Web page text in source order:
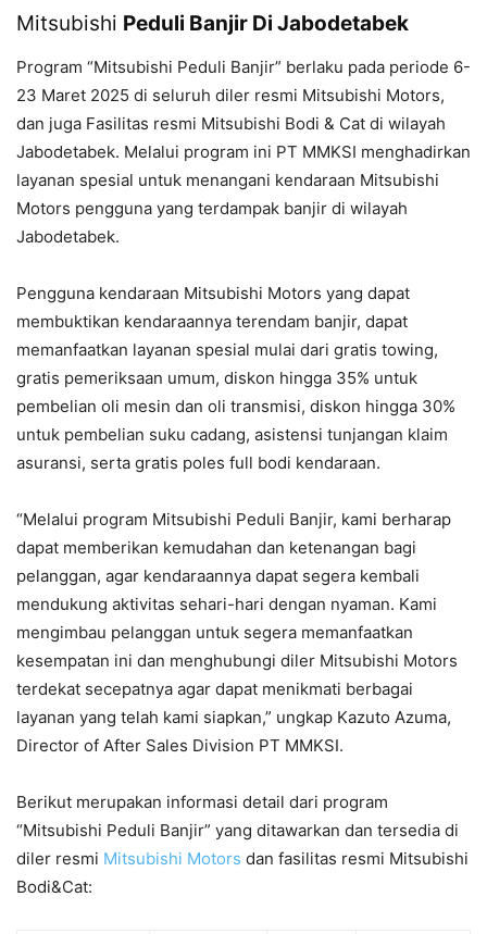
Mitsubishi Peduli Banjir Di Jabodetabek
Program “Mitsubishi Peduli Banjir” berlaku pada periode 6-
23 Maret 2025 di seluruh diler resmi Mitsubishi Motors,
dan juga Fasilitas resmi Mitsubishi Bodi & Cat di wilayah
Jabodetabek. Melalui program ini PT MMKSI menghadirkan
layanan spesial untuk menangani kendaraan Mitsubishi
Motors pengguna yang terdampak banjir di wilayah
Jabodetabek.
Pengguna kendaraan Mitsubishi Motors yang dapat
membuktikan kendaraannya terendam banjir, dapat
memanfaatkan layanan spesial mulai dari gratis towing,
gratis pemeriksaan umum, diskon hingga 35% untuk
pembelian oli mesin dan oli transmisi, diskon hingga 30%
untuk pembelian suku cadang, asistensi tunjangan klaim
asuransi, serta gratis poles full bodi kendaraan.
“Melalui program Mitsubishi Peduli Banjir, kami berharap
dapat memberikan kemudahan dan ketenangan bagi
pelanggan, agar kendaraannya dapat segera kembali
mendukung aktivitas sehari-hari dengan nyaman. Kami
mengimbau pelanggan untuk segera memanfaatkan
kesempatan ini dan menghubungi diler Mitsubishi Motors
terdekat secepatnya agar dapat menikmati berbagai
layanan yang telah kami siapkan,” ungkap Kazuto Azuma,
Director of After Sales Division PT MMKSI.
Berikut merupakan informasi detail dari program
“Mitsubishi Peduli Banjir” yang ditawarkan dan tersedia di
diler resmi Mitsubishi Motors dan fasilitas resmi Mitsubishi
Bodi&Cat: